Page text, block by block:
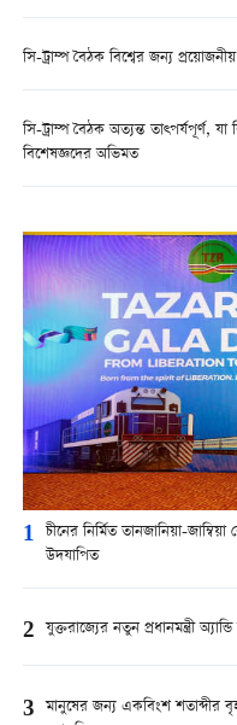
সি-ট্রাম্প বৈঠক বিশ্বের জন্য
সি-ট্রাম্প বৈঠক অত্যন্ত তাত্পর্যপূর্ণ,
বিশেষজ্ঞদের অভিমত
1 চীনের নির্মিত তানজানিয়া-
উদযাপিত
2 যুক্তরাজ্যের নতুন প্রধানমন্ত্রী
3 মানুষের জন্য একবিংশ